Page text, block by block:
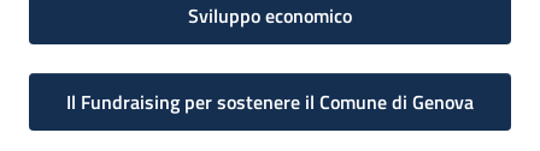
Sviluppo economico
Il Fundraising per sostenere il Comune di Genova